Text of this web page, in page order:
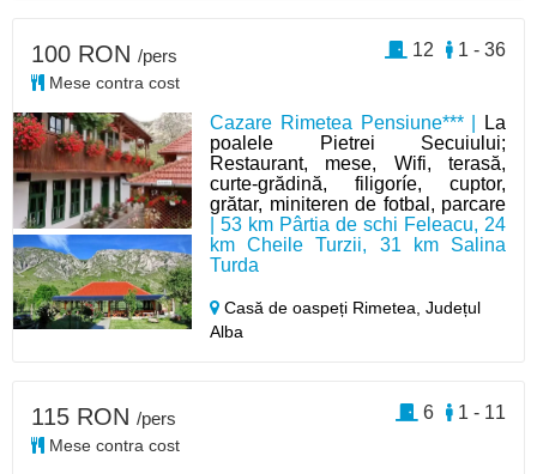
Cazare Rimetea Pensiune*** |
La
poalele Pietrei Secuiului;
Restaurant, mese, Wifi, terasă,
curte-grădină, filigoríe, cuptor,
grătar, miniteren de fotbal, parcare
| 53 km Pârtia de schi Feleacu, 24
km Cheile Turzii, 31 km Salina
Turda
Casă de oaspeți Rimetea,Județul
Alba
100 RON /pers
Mese contra cost
1 - 36
12
115 RON /pers
Mese contra cost
1 - 11
6